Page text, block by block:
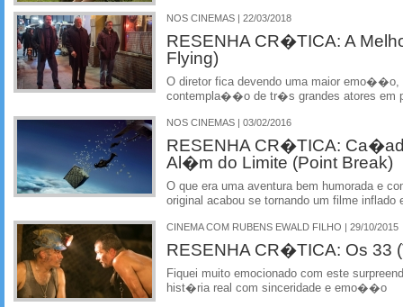
NOS CINEMAS | 22/03/2018
RESENHA CR�TICA: A
Flying)
O diretor fica devendo uma maior emo��o,
contempla��o de tr�s grandes atores em
NOS CINEMAS | 03/02/2016
RESENHA CR�TICA:
Al�m do Limite (Point Break)
O que era uma aventura bem humorada e
original acabou se tornando um filme inflado
CINEMA COM RUBENS EWALD FILHO | 29/10/2015
RESENHA CR�TICA: Os 33
Fiquei muito emocionado com este
hist�ria real com sinceridade e emo��o